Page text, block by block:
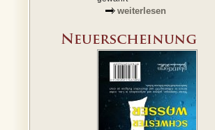
weiterlesen